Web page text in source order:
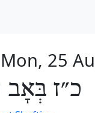
Mon, 25
כ״ז